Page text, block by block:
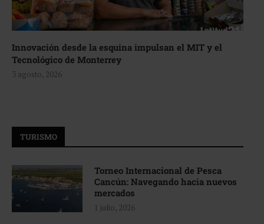
Innovación desde la esquina impulsan el MIT y el
Tecnológico de Monterrey
3 agosto, 2026
TURISMO
Torneo Internacional de Pesca
Cancún: Navegando hacia nuevos
mercados
1 julio, 2026